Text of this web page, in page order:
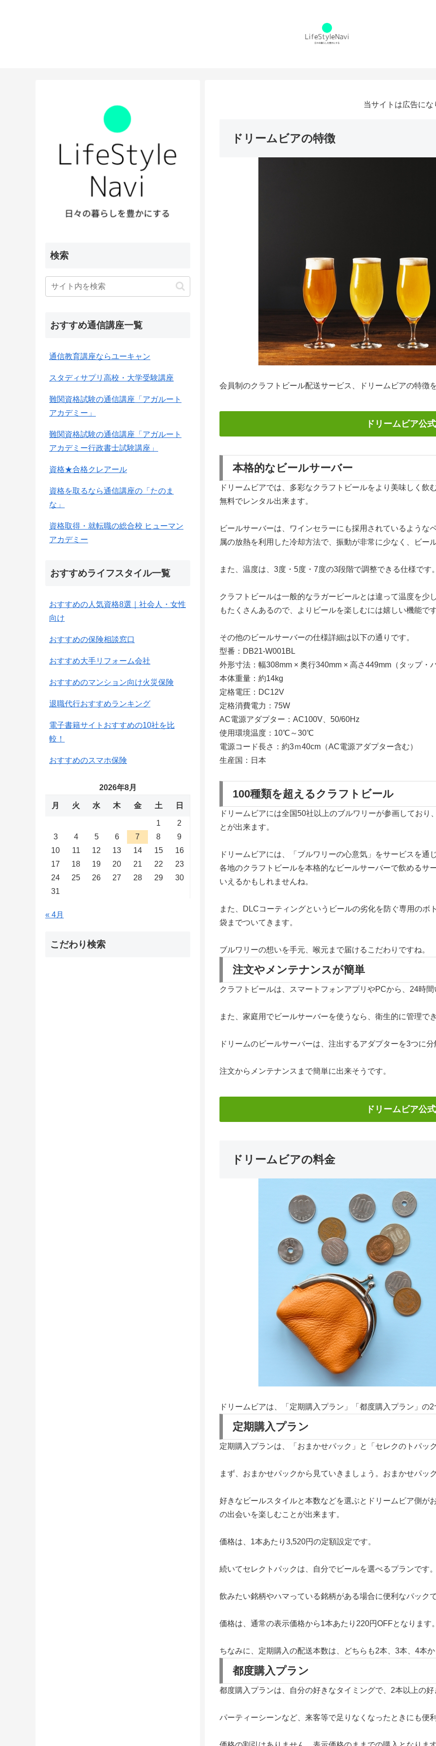
当サイトは広告にな
ドリームビアの特徴
会員制のクラフトビール配送サービス、ドリームビアの特徴
ドリームビア公
本格的なビールサーバー
ドリームビアでは、多彩なクラフトビールをより美味しく
無料でレンタル出来ます。
ビールサーバーは、ワインセラーにも採用されているような
属の放熱を利用した冷却方法で、振動が非常に少なく、ビー
また、温度は、3度・5度・7度の3段階で調整できる仕様です
クラフトビールは一般的なラガービールとは違って温度を少
もたくさんあるので、よりビールを楽しむには嬉しい機能で
その他のビールサーバーの仕様詳細は以下の通りです。
型番：DB21-W001BL
外形寸法：幅308mm × 奥行340mm × 高さ449mm（タップ・
本体重量：約14kg
定格電圧：DC12V
定格消費電力：75W
AC電源アダプター：AC100V、50/60Hz
使用環境温度：10℃～30℃
電源コード長さ：約3ｍ40cm（AC電源アダプター含む）
生産国：日本
100種類を超えるクラフトビール
ドリームビアには全国50社以上のブルワリーが参画してお
とが出来ます。
ドリームビアには、「ブルワリーの心意気」をサービスを
各地のクラフトビールを本格的なビールサーバーで飲めるサ
いえるかもしれませんね。
また、DLCコーティングというビールの劣化を防ぐ専用の
袋までついてきます。
ブルワリーの想いを手元、喉元まで届けるこだわりですね。
注文やメンテナンスが簡単
クラフトビールは、スマートフォンアプリやPCから、24時
また、家庭用でビールサーバーを使うなら、衛生的に管理で
ドリームのビールサーバーは、注出するアダプターを3つに
注文からメンテナンスまで簡単に出来そうです。
ドリームビア公
ドリームビアの料金
ドリームビアは、「定期購入プラン」「都度購入プラン」の
定期購入プラン
定期購入プランは、「おまかせパック」と「セレクのトパッ
まず、おまかせパックから見ていきましょう。おまかせパッ
好きなビールスタイルと本数などを選ぶとドリームビア側が
の出会いを楽しむことが出来ます。
価格は、1本あたり3,520円の定額設定です。
続いてセレクトパックは、自分でビールを選べるプランです
飲みたい銘柄やハマっている銘柄がある場合に便利なパック
価格は、通常の表示価格から1本あたり220円OFFとなります
ちなみに、定期購入の配送本数は、どちらも2本、3本、4本
都度購入プラン
都度購入プランは、自分の好きなタイミングで、2本以上の
パーティーシーンなど、来客等で足りなくなったときにも便
検索
おすすめ通信講座一覧
通信教育講座ならユーキャン
スタディサプリ高校・大学受験講座
難関資格試験の通信講座「アガルート
アカデミー」
難関資格試験の通信講座「アガルート
アカデミー行政書士試験講座」
資格★合格クレアール
資格を取るなら通信講座の「たのま
な」
資格取得・就転職の総合校 ヒューマン
アカデミー
おすすめライフスタイル一覧
おすすめの人気資格8選｜社会人・女性
向け
おすすめの保険相談窓口
おすすめ大手リフォーム会社
おすすめのマンション向け火災保険
退職代行おすすめランキング
電子書籍サイトおすすめの10社を比
較！
おすすめのスマホ保険
2026年8月
月 火 水 木 金 土 日
1
2
3
4 5 6 7 8
9
10
11 12 13 14 15
16
17
18 19 20 21 22
23
24
25 26 27 28 29
30
31
« 4月
こだわり検索